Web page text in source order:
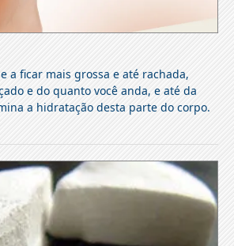
a ficar mais grossa e até rachada,
e do quanto você anda, e até da
a hidratação desta parte do corpo.